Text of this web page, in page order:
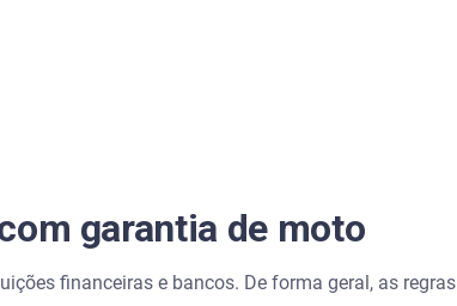
garantia de moto
financeiras e bancos. De forma geral, as regras